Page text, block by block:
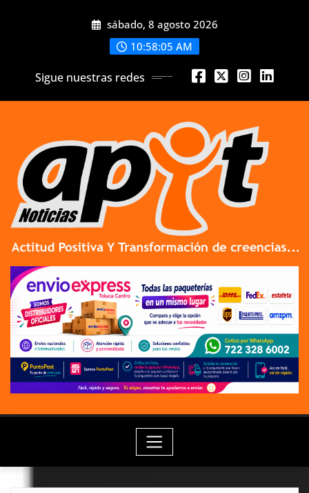
sábado, 8 agosto 2026
10:58:06 AM
Sigue nuestras redes